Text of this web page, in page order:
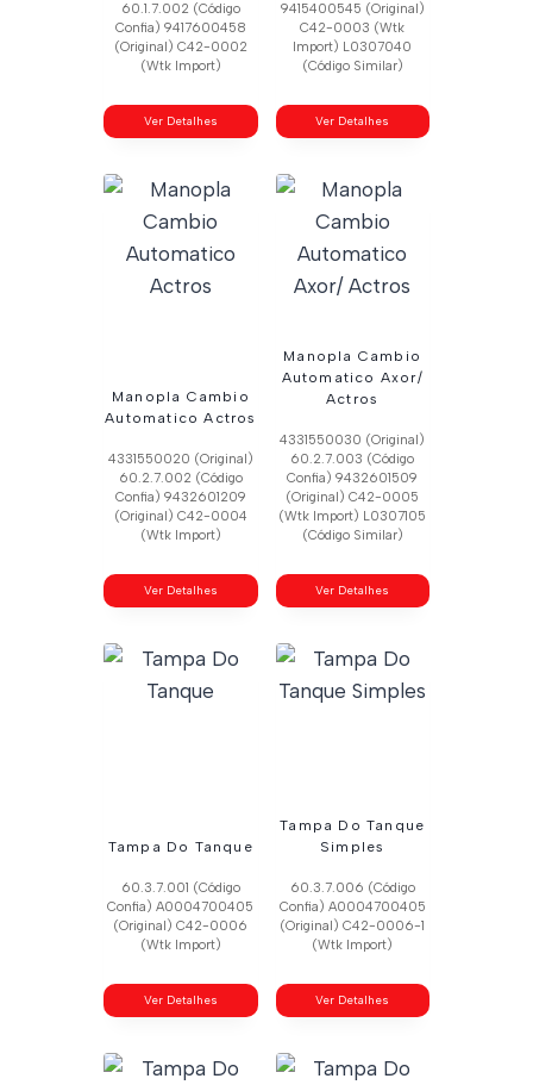
60.1.7.002 (Código
Confia) 9417600458
(Original) C42-0002
(Wtk Import)
Ver Detalhes
9415400545 (Original)
C42-0003 (Wtk
Import) L0307040
(Código Similar)
Ver Detalhes
Manopla Cambio
Automatico Actros
4331550020 (Original)
60.2.7.002 (Código
Confia) 9432601209
(Original) C42-0004
(Wtk Import)
Ver Detalhes
Manopla Cambio
Automatico Axor/
Actros
4331550030 (Original)
60.2.7.003 (Código
Confia) 9432601509
(Original) C42-0005
(Wtk Import) L0307105
(Código Similar)
Ver Detalhes
Tampa Do Tanque
60.3.7.001 (Código
Confia) A0004700405
(Original) C42-0006
(Wtk Import)
Ver Detalhes
Tampa Do Tanque
Simples
60.3.7.006 (Código
Confia) A0004700405
(Original) C42-0006-1
(Wtk Import)
Ver Detalhes